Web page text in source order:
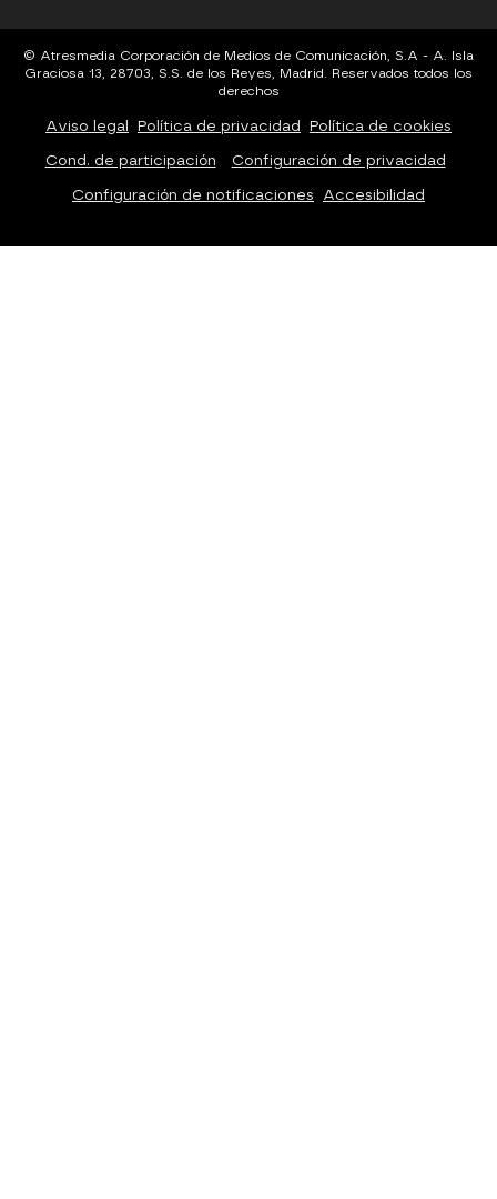
© Atresmedia Corporación de Medios de Comunicación, S.A - A. Isla
Graciosa 13, 28703, S.S. de los Reyes, Madrid. Reservados todos los
derechos
Aviso legal Política de privacidad Política de cookies
Cond. de participación Configuración de privacidad
Configuración de notificaciones Accesibilidad